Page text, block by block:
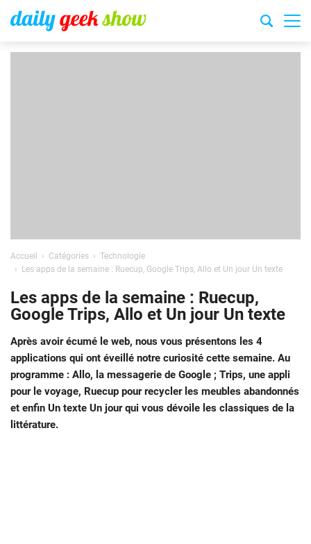
Accueil Catégories
Technologie
Les apps de la semaine : Ruecup, Google Trips, Allo et Un jour Un texte
Les apps de la semaine : Ruecup,
Google Trips, Allo et Un jour Un texte
Après avoir écumé le web, nous vous présentons les 4
applications qui ont éveillé notre curiosité cette semaine. Au
programme : Allo, la messagerie de Google ; Trips, une appli
pour le voyage, Ruecup pour recycler les meubles abandonnés
et enfin Un texte Un jour qui vous dévoile les classiques de la
littérature.